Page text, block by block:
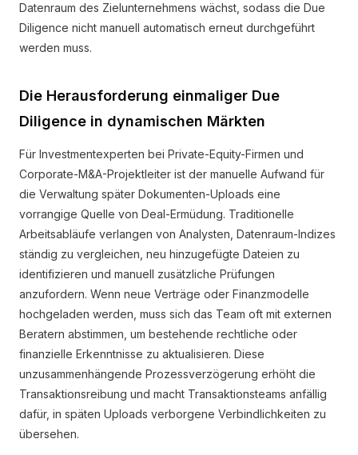
Datenraum des Zielunternehmens wächst, sodass die Due
Diligence nicht manuell automatisch erneut durchgeführt
werden muss.
Die Herausforderung einmaliger Due
Diligence in dynamischen Märkten
Für Investmentexperten bei Private-Equity-Firmen und
Corporate-M&A-Projektleiter ist der manuelle Aufwand für
die Verwaltung später Dokumenten-Uploads eine
vorrangige Quelle von Deal-Ermüdung. Traditionelle
Arbeitsabläufe verlangen von Analysten, Datenraum-Indizes
ständig zu vergleichen, neu hinzugefügte Dateien zu
identifizieren und manuell zusätzliche Prüfungen
anzufordern. Wenn neue Verträge oder Finanzmodelle
hochgeladen werden, muss sich das Team oft mit externen
Beratern abstimmen, um bestehende rechtliche oder
finanzielle Erkenntnisse zu aktualisieren. Diese
unzusammenhängende Prozessverzögerung erhöht die
Transaktionsreibung und macht Transaktionsteams anfällig
dafür, in späten Uploads verborgene Verbindlichkeiten zu
übersehen.